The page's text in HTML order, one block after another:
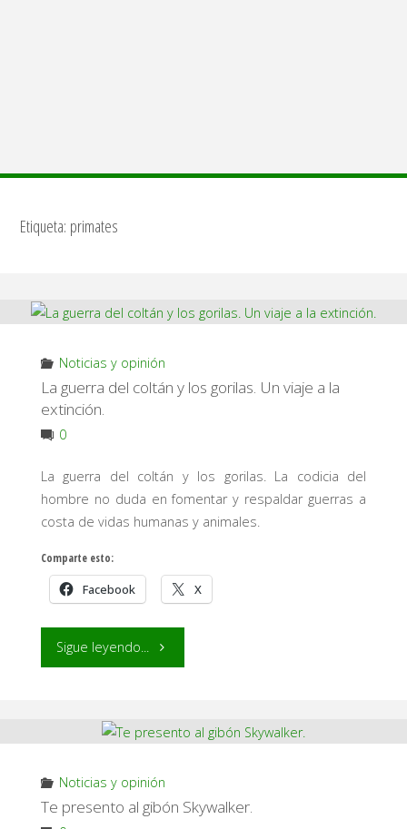
Etiqueta: primates
Noticias y opinión
La guerra del coltán y los gorilas. Un viaje a la
extinción.
0
La guerra del coltán y los gorilas. La codicia del
hombre no duda en fomentar y respaldar guerras a
costa de vidas humanas y animales.
Comparte esto:
Facebook X
Sigue leyendo... "La
y
Noticias y opinión
Te presento al gibón Skywalker.